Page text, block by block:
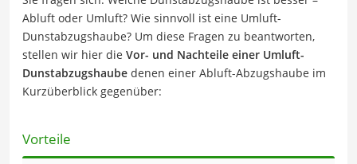
Abluft oder Umluft? Wie sinnvoll ist eine Umluft-
Dunstabzugshaube? Um diese Fragen zu beantworten,
stellen wir hier die Vor- und Nachteile einer Umluft-
Dunstabzugshaube denen einer Abluft-Abzugshaube im
Kurzüberblick gegenüber:
Vorteile